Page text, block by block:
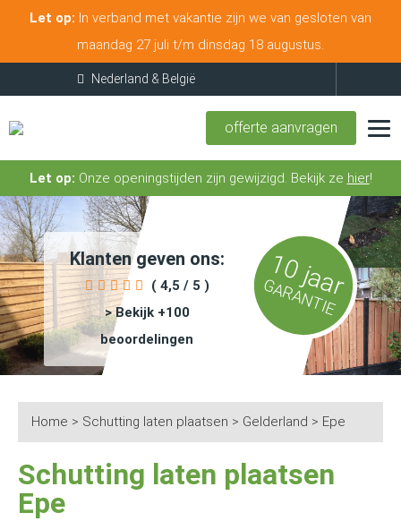
Let op: In verband met vakantie zijn we van gesloten van
maandag 27 juli t/m dinsdag 18 augustus.
offerte aanvragen
Let op: Onze openingstijden zijn gewijzigd. Bekijk ze hier!
Klanten geven ons:
( 4,5 / 5 )
> Bekijk +100
beoordelingen
10 jaar
GARANTIE
Home > Schutting laten plaatsen > Gelderland > Epe
Schutting laten plaatsen
Epe